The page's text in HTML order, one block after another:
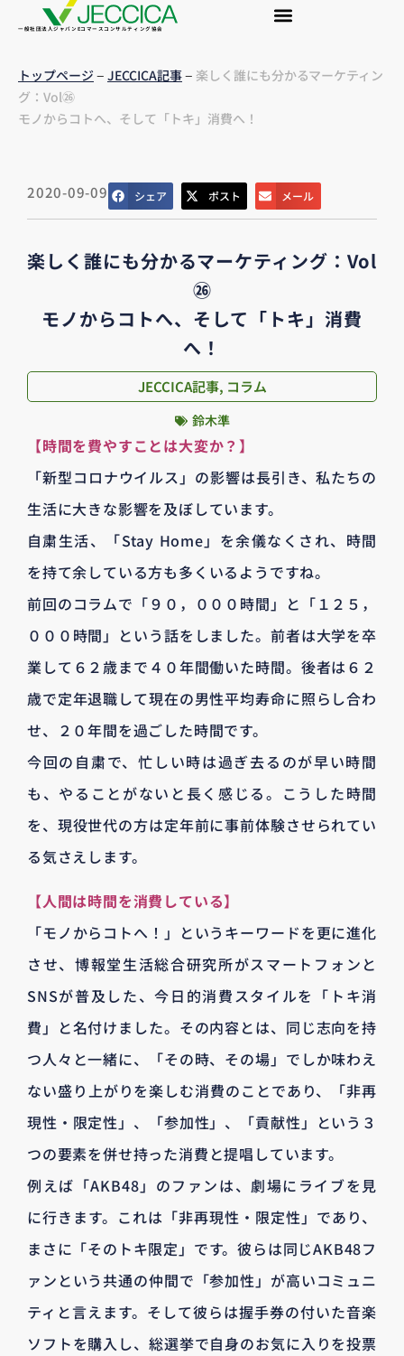
一般社団法人ジャパンEコマースコンサルティング協会
トップページ– JECCICA記事– 楽しく誰にも分かるマーケティン
グ：Vol㉖
モノからコトへ、そして「トキ」消費へ！
2020-09-09 シェア ポスト メール
楽しく誰にも分かるマーケティング：Vol
㉖
モノからコトへ、そして「トキ」消費
へ！
JECCICA記事, コラム
鈴木準
【時間を費やすことは大変か？】
「新型コロナウイルス」の影響は長引き、私たちの
生活に大きな影響を及ぼしています。
自粛生活、「Stay Home」を余儀なくされ、時間
を持て余している方も多くいるようですね。
前回のコラムで「９０，０００時間」と「１２５，
０００時間」という話をしました。前者は大学を卒
業して６２歳まで４０年間働いた時間。後者は６２
歳で定年退職して現在の男性平均寿命に照らし合わ
せ、２０年間を過ごした時間です。
今回の自粛で、忙しい時は過ぎ去るのが早い時間
も、やることがないと長く感じる。こうした時間
を、現役世代の方は定年前に事前体験させられてい
る気さえします。
【人間は時間を消費している】
「モノからコトへ！」というキーワードを更に進化
させ、博報堂生活総合研究所がスマートフォンと
SNSが普及した、今日的消費スタイルを「トキ消
費」と名付けました。その内容とは、同じ志向を持
つ人々と一緒に、「その時、その場」でしか味わえ
ない盛り上がりを楽しむ消費のことであり、「非再
現性・限定性」、「参加性」、「貢献性」という３
つの要素を併せ持った消費と提唱しています。
例えば「‪AKB48」のファンは、劇場にライブを見
に行きます。これは「非再現性・限定性」であり、
まさに「そのトキ限定」です。彼らは同じ‪AKB48フ
ァンという共通の仲間で「参加性」が高いコミュニ
ティと言えます。そして彼らは握手券の付いた音楽
ソフトを購入し、総選挙で自身のお気に入りを投票